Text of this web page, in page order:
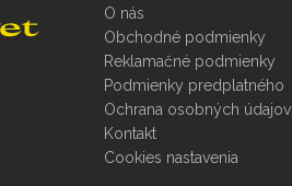
O nás
Obchodné podmienky
Reklamačné podmienky
Podmienky predplatného
Ochrana osobných údajov
Kontakt
Cookies nastavenia